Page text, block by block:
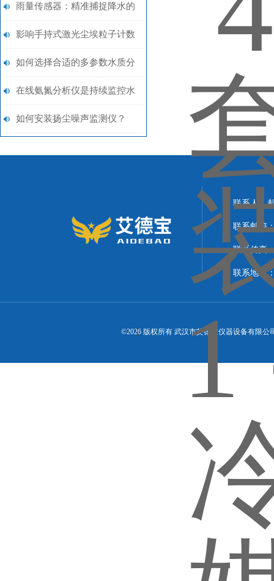
雨量传感器：精准捕捉降水的
气象感知设备
影响手持式激光尘埃粒子计数
器测试结果准确性的关键因素
如何选择合适的多参数水质分
析仪
在线氨氮分析仪是持续监控水
体氨氮含量的关键
如何安装扬尘噪声监测仪？
联系人：
联系邮箱
联系传真
联系地址
©2026 版权所有 武汉市艾德宝仪器设备有限公